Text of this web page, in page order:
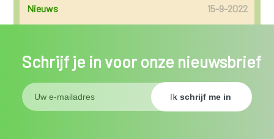
Nieuws 15-9-2022
Schrijf je in voor onze nieuwsbrief